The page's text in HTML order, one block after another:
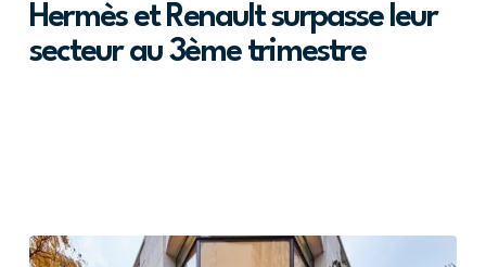
Hermès et Renault surpasse leur
secteur au 3ème trimestre